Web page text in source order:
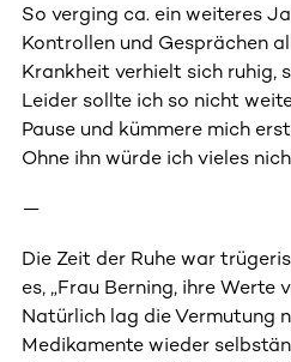
So verging ca. ein weiteres
Kontrollen und Gesprächen
Krankheit verhielt sich ruhig,
Leider sollte ich so nicht
Pause und kümmere mich
Ohne ihn würde ich vieles
—
Die Zeit der Ruhe war
es, „Frau Berning, ihre Werte
Natürlich lag die Vermutung
Medikamente wieder